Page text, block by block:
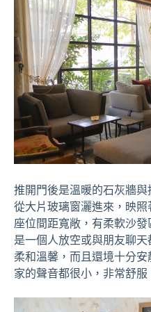
推開門後是溫暖的石灰牆
從大片玻璃窗灑進來，映照
座位間距寬敞，有柔軟沙
是一個人放空或與朋友聊
柔和溫馨，而且還境十分
家的聲音都很小，非常舒服